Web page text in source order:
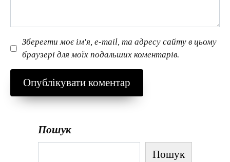
Зберегти моє ім'я, e-mail, та адресу сайту в цьому
браузері для моїх подальших коментарів.
Пошук
Пошук